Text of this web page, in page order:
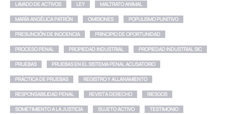
LAVADO DE ACTIVOS LEY MALTRATO ANIMAL
MARÍA ANGÉLICA PATRÓN OMISIONES POPULISMO PUNITIVO
PRESUNCIÓN DE INOCENCIA PRINCIPIO DE OPORTUNIDAD
PROCESO PENAL PROPIEDAD INDUSTRIAL PROPIEDAD INDUSTRIAL SIC
PRUEBAS PRUEBAS EN EL SISTEMA PENAL ACUSATORIO
PRÁCTICA DE PRUEBAS REGISTRO Y ALLANAMIENTO
RESPONSABILIDAD PENAL REVISTA DERECHO RIESGOS
SOMETIMIENTO A LA JUSTICIA SUJETO ACTIVO TESTIMONIO